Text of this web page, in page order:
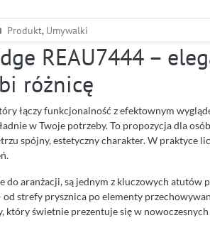
Produkt, Umywalki
REAU7444 –
różnicę
łączy funkcjonalność z efektownym
w Twoje potrzeby. To propozycja dla
spójny, estetyczny charakter. W praktyce
do aranżacji, są jednym z kluczowych atutów
od strefy prysznica po elementy
który świetnie prezentuje się w